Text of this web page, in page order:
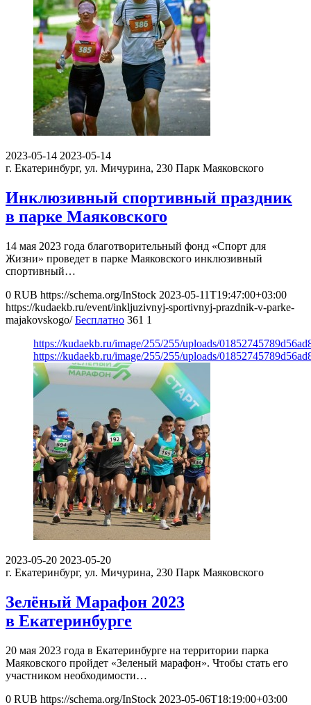
2023-05-14 2023-05-14
г. Екатеринбург, ул. Мичурина, 230 Парк Маяковского
Инклюзивный спортивный праздник
в парке Маяковского
14 мая 2023 года благотворительный фонд «Спорт для
Жизни» проведет в парке Маяковского инклюзивный
спортивный…
0 RUB https://schema.org/InStock 2023-05-11T19:47:00+03:00
https://kudaekb.ru/event/inkljuzivnyj-sportivnyj-prazdnik-v-parke-
majakovskogo/ Бесплатно 361 1
https://kudaekb.ru/image/255/255/uploads/
https://kudaekb.ru/image/255/255/uploads/
2023-05-20 2023-05-20
г. Екатеринбург, ул. Мичурина, 230 Парк Маяковского
Зелёный Марафон 2023
в Екатеринбурге
20 мая 2023 года в Екатеринбурге на территории парка
Маяковского пройдет «Зеленый марафон». Чтобы стать его
участником необходимости…
0 RUB https://schema.org/InStock 2023-05-06T18:19:00+03:00